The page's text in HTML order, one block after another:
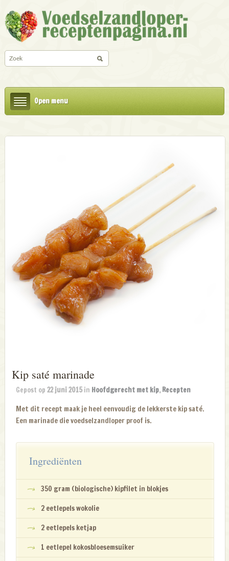
Open menu
Kip saté marinade
Gepost op22 juni 2015 in Hoofdgerecht met kip,Recepten
Met dit recept maak je heel eenvoudig de lekkerste kip saté.
Een marinade die voedselzandloper proof is.
Ingrediënten
350 gram (biologische) kipfilet in blokjes
2 eetlepels wokolie
2 eetlepels ketjap
1 eetlepel kokosbloesemsuiker